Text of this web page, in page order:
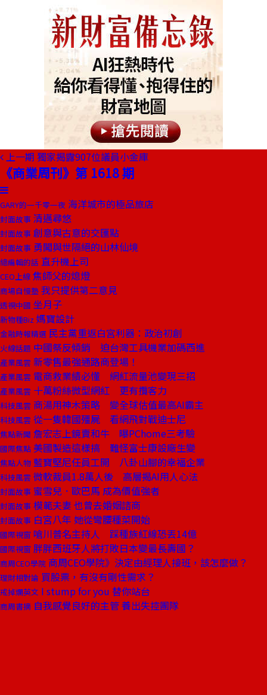
上一期 獨家揭露907位議員小金庫
《商業周刊》第 1618 期
GARY的一千零一夜 海洋城市的極品旅店
封面故事 清邁尋悠
封面故事 創意與古意的交匯點
封面故事 勇闖與世隔絕的山林仙境
總編輯的話 直升機上司
CEO上線 焦師父的熄燈
商場自慢塾 我只提供第二意見
透視中國 坐月子
新物種Biz 媽寶設計
金融時報精選 民主黨重返白宮利器：政治初創
火線話題 中國祭反傾銷 迫台灣工具機業加碼西進
產業風雲 新零售最強通路商登場！
產業風雲 電商救業績必懂 網紅流量池變現三招
產業風雲 十萬粉絲微型網紅 更有攬客力
科技風雲 商湯用神木策略 變全球估值最高AI霸主
科技風雲 從一隻韓國殭屍 看網飛對戰迪士尼
焦點新聞 詹宏志上鏡賣和牛 曝PChome三考驗
國際焦點 美國製造這樣搞 難怪富士康設廠生變
焦點人物 藍寶堅尼任員工開 八卦山腳的幸福企業
科技風雲 微軟裁員1.8萬人後 高層揭AI用人心法
封面故事 蜜雪兒．歐巴馬 成為價值強者
封面故事 模範夫妻 也曾去婚姻諮商
封面故事 白宮八年 她從彎腰種菜開始
國際視窗 嗆川普名主持人 踩種族紅線恐丟14億
國際視窗 胖胖西班牙人將打敗日本變最長壽國？
商周CEO學院 商周CEO學院》決定由經理人接班，該怎麼做？
理財相對論 買股票，有沒有剛性需求？
戒掉爛英文 I stump for you 替你站台
商周書摘 自我感覺良好的主管 養出失控團隊